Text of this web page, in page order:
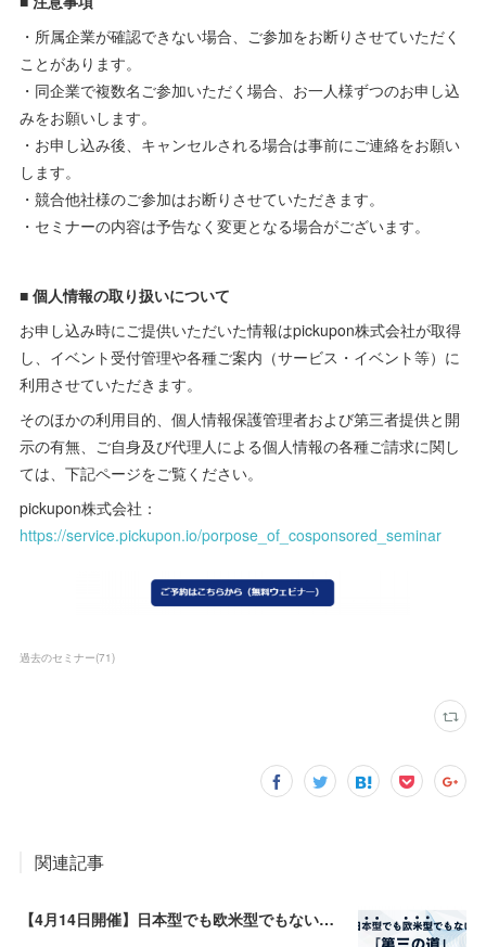
・所属企業が確認できない場合、ご参加をお断りさせていただく
ことがあります。
・同企業で複数名ご参加いただく場合、お一人様ずつのお申し込
みをお願いします。
・お申し込み後、キャンセルされる場合は事前にご連絡をお願い
します。
・競合他社様のご参加はお断りさせていただきます。
・セミナーの内容は予告なく変更となる場合がございます。
■ 個人情報の取り扱いについて
お申し込み時にご提供いただいた情報はpickupon株式会社が取得
し、イベント受付管理や各種ご案内（サービス・イベント等）に
利用させていただきます。
そのほかの利用目的、個人情報保護管理者および第三者提供と開
示の有無、ご自身及び代理人による個人情報の各種ご請求に関し
ては、下記ページをご覧ください。
pickupon株式会社：
https://service.pickupon.io/porpose_of_cosponsored_seminar
過去のセミナー(71)
関連記事
【4月14日開催】日本型でも欧米型でもない「第三の道」！ アジアのグローバル営業を国内ビジネスに活かす 〜データドリブン戦略と最新営業手法〜